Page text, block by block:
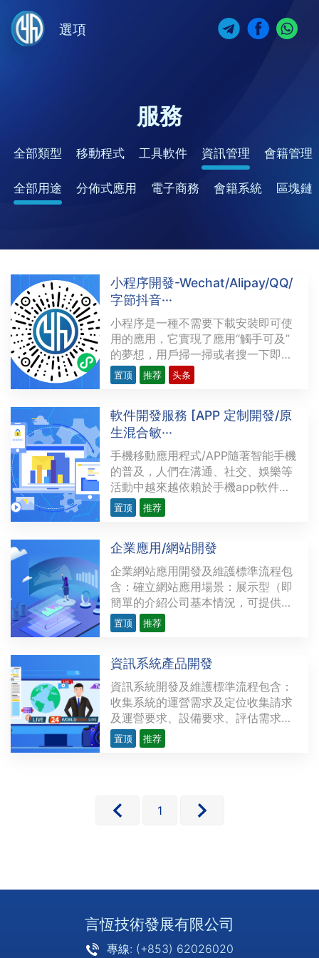
選項
服務
全部類型 移動程式 工具軟件 資訊管理 會籍管理
全部用途 分佈式應用 電子商務 會籍系統 區塊鏈
小程序開發-Wechat/Alipay/QQ/
字節抖音···
小程序是一種不需要下載安裝即可使
用的應用，它實現了應用“觸手可及”
的夢想，用戶掃一掃或者搜一下即可
打開應用。也體現了“用完即走”的理
念，用戶不用關心是否安裝太多應用
用，但又無需安裝卸載。上圖為 言恆
科技 的微信小程序展示。支持小程序
的平台微信小程序···
置顶 推荐 头条
軟件開發服務 [APP 定制開發/原
生混合敏···
手機移動應用程式/APP隨著智能手機
的普及，人們在溝通、社交、娛樂等
活動中越來越依賴於手機app軟件
（app，英文application的簡稱，即
應用軟件，通常是指iPhone、安卓等
析，設計，編碼，生成軟件，而手機
軟件是一種特殊的軟件。APP 的基本
分類根據手機使用的不同操···
置顶 推荐
企業應用/網站開發
企業網站應用開發及維護標準流程包
含：確立網站應用場景：展示型（即
簡單的介紹公司基本情況，可提供的
產品及服務，聯絡方式等，這一類型
的網站可選擇快速建站服務）銷售型
物與在綫支付等以商店主題的功能[可
選]，使客戶能夠在瀏覽網頁的同時完
成落單支付）應用型···
置顶 推荐
資訊系統產品開發
資訊系統開發及維護標準流程包含：
收集系統的運營需求及定位收集請求
及運營要求、設備要求、評估需求製
作提案、設計系統界面及展示界面、
評估/選擇提案、開發系統、測試系
置顶 推荐
1
言恆技術發展有限公司
專線: (+853) 62026020